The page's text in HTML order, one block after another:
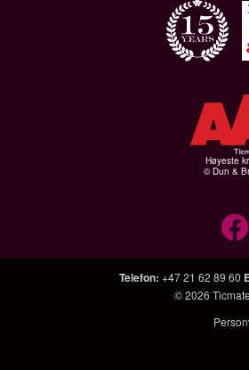
Høyeste
© Dun &
Telefon: +47 21 62 89 60
© 2026